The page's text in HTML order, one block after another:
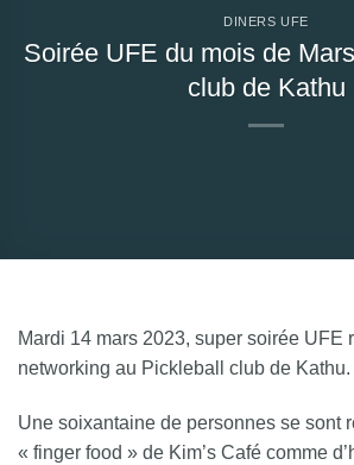
DINERS UFE
Soirée UFE du mois de
club de Kathu
Mardi 14 mars 2023, super soirée UFE
networking au Pickleball club de Kathu.
Une soixantaine de personnes se sont
« finger food » de Kim’s Café comme